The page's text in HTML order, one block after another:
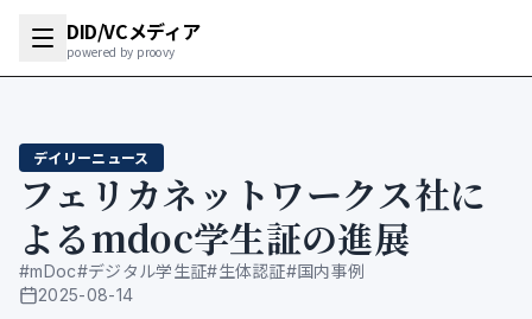
DID/VCメディア
powered by proovy
デイリーニュース
フェリカネットワークス社に
よるmdoc学生証の進展
#mDoc#デジタル学生証#生体認証#国内事例
公開日
2025-08-14